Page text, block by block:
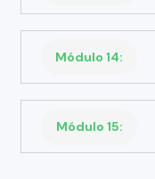
Módulo 14:
Módulo 15: